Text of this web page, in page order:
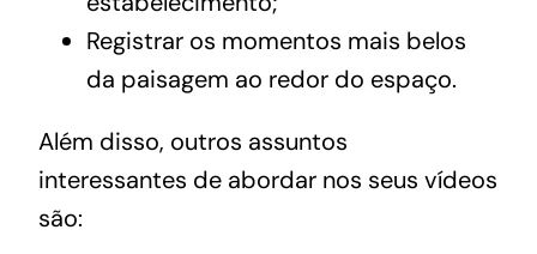
Registrar os momentos mais belos
da paisagem ao redor do espaço.
Além disso, outros assuntos
interessantes de abordar nos seus vídeos
são: